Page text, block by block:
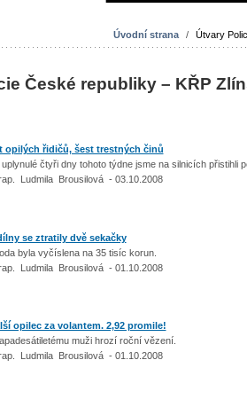
Úvodní strana / Útvary
České republiky – KŘP
opilých řidičů, šest trestných činů
čtyři dny tohoto týdne jsme na silnicích přistihli
Ludmila Brousilová - 03.10.2008
se ztratily dvě sekačky
byla vyčíslena na 35 tisíc korun.
Ludmila Brousilová - 01.10.2008
opilec za volantem. 2,92 promile!
muži hrozí roční vězení.
Ludmila Brousilová - 01.10.2008